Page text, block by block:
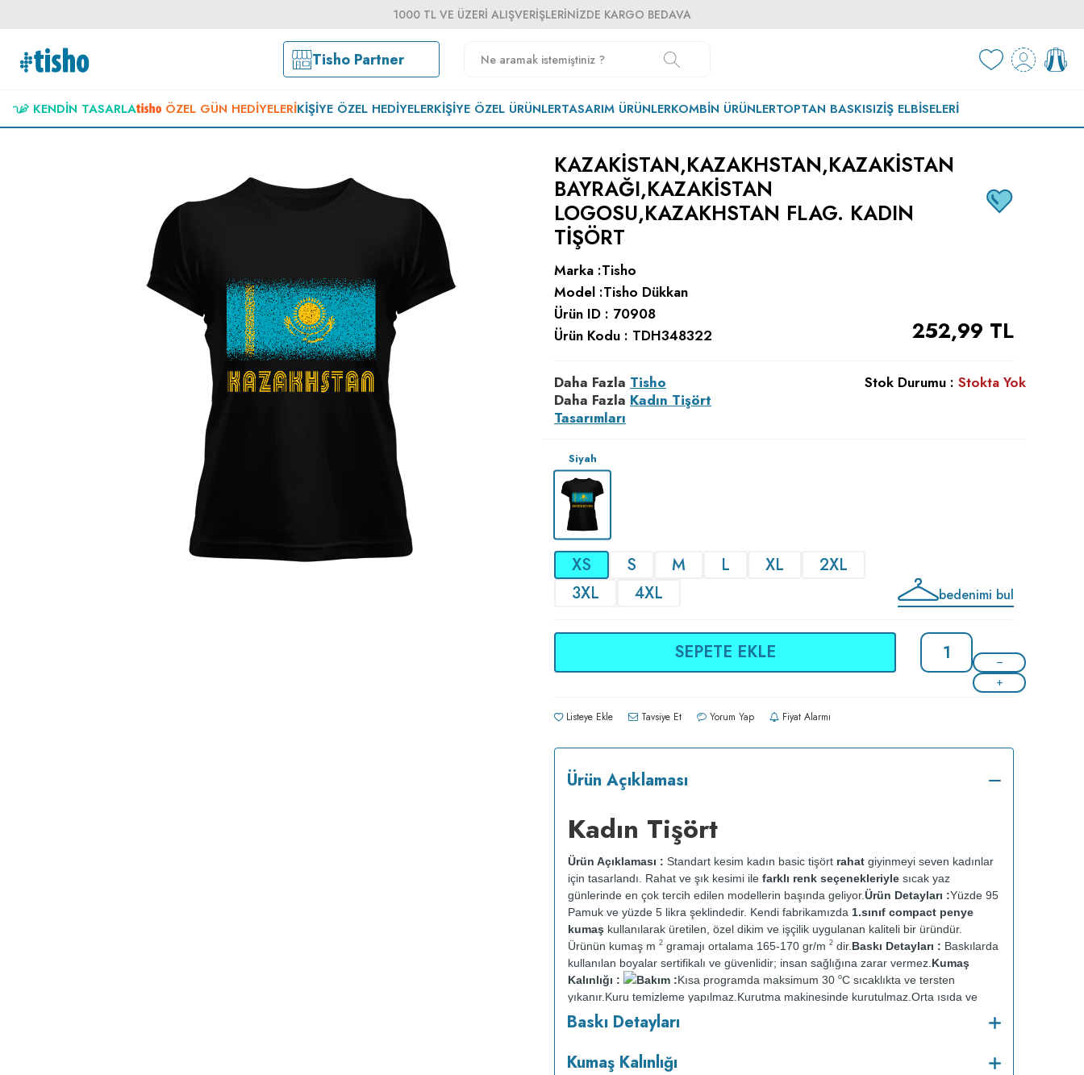
1000 TL VE ÜZERI ALIŞVERIŞLERINIZDE KARGO BEDAVA
Tisho Partner
KENDIN TASARLA ÖZEL GÜN HEDIYELERIKIŞIYE ÖZEL HEDIYELERKIŞIYE ÖZEL ÜRÜNLERTASARIM ÜRÜNLERKOMBIN ÜRÜNLERTOPTAN BASKISIZİŞ ELBISELERI
KAZAKISTAN,KAZAKHSTAN,KAZAKISTAN
BAYRAĞI,KAZAKISTAN
LOGOSU,KAZAKHSTAN FLAG. KADIN
TIŞÖRT
Marka :Tisho
Model :Tisho Dükkan
Ürün ID : 70908
Ürün Kodu : TDH348322 252,99 TL
Daha Fazla Tisho
Daha Fazla Kadın Tişört
Tasarımları
Stok Durumu : Stokta Yok
Siyah
XS S M L XL
2XL
3XL
4XL bedenimi bul
SEPETE EKLE
Listeye Ekle Tavsiye Et Yorum Yap Fiyat Alarmı
Ürün Açıklaması
Kadın Tişört
Ürün Açıklaması : Standart kesim kadın basic tişört rahat giyinmeyi seven kadınlar
için tasarlandı. Rahat ve şık kesimi ile farklı renk seçenekleriyle sıcak yaz
günlerinde en çok tercih edilen modellerin başında geliyor.Ürün Detayları :Yüzde 95
Pamuk ve yüzde 5 likra şeklindedir. Kendi fabrikamızda 1.sınıf compact penye
kumaş kullanılarak üretilen, özel dikim ve işçilik uygulanan kaliteli bir üründür.
Ürünün kumaş m 2 gramajı ortalama 165-170 gr/m 2 dir. Baskı Detayları : Baskılarda
kullanılan boyalar sertifikalı ve güvenlidir; insan sağlığına zarar vermez. Kumaş
Kalınlığı :
Bakım :Kısa programda maksimum 30 oC sıcaklıkta ve tersten
yıkanır. Kuru temizleme yapılmaz. Kurutma makinesinde kurutulmaz. Orta ısıda ve
Baskı Detayları
Kumaş Kalınlığı